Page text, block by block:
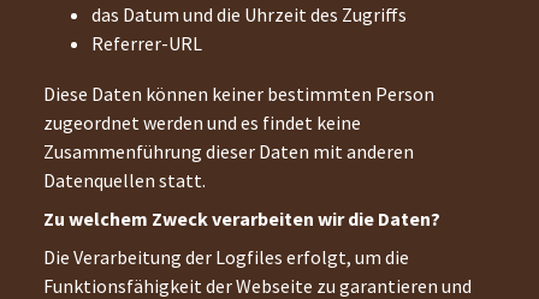
das Datum und die Uhrzeit des Zugriffs
Referrer-URL
Diese Daten können keiner bestimmten Person
zugeordnet werden und es findet keine
Zusammenführung dieser Daten mit anderen
Datenquellen statt.
Zu welchem Zweck verarbeiten wir die Daten?
Die Verarbeitung der Logfiles erfolgt, um die
Funktionsfähigkeit der Webseite zu garantieren und